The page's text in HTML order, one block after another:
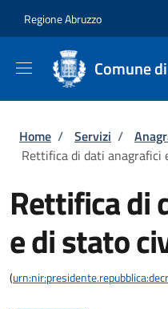
Regione Abruzzo
Comune
Briciole di
Home / Servizi /
Rettifica di dati anagrafici
Rettifica di
e di stato
(